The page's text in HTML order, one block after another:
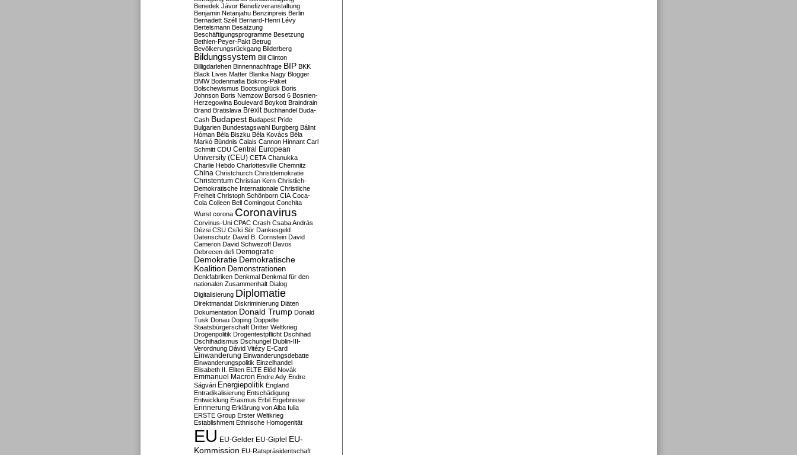
Benedek Jávor Benefizveranstaltung
Benjamin Netanjahu Benzinpreis Berlin
Bernadett Széll Bernard-Henri Lévy
Bertelsmann Besatzung
Beschäftigungsprogramme Besetzung
Bethlen-Peyer-Pakt Betrug
Bevölkerungsrückgang Bilderberg
Bildungssystem Bill Clinton
Billigdarlehen Binnennachfrage BIP BKK
Black Lives Matter Blanka Nagy Blogger
BMW Bodenmafia Bokros-Paket
Bolschewismus Bootsunglück Boris
Johnson Boris Nemzow Borsod 6 Bosnien-
Herzegowina Boulevard Boykott Braindrain
Brand Bratislava Brexit Buchhandel Buda-
Cash Budapest Budapest Pride
Bulgarien Bundestagswahl Burgberg Bálint
Hóman Béla Biszku Béla Kovács Béla
Markó Bündnis Calais Cannon Hinnant Carl
Schmitt CDU Central European
University (CEU) CETA Chanukka
Charlie Hebdo Charlottesville Chemnitz
China Christchurch Christdemokratie
Christentum Christian Kern Christlich-
Demokratische Internationale Christliche
Freiheit Christoph Schönborn CIA Coca-
Cola Colleen Bell Comingout Conchita
Wurst corona Coronavirus
Corvinus-Uni CPAC Crash Csaba András
Dézsi CSU Csíki Sör Dankesgeld
Datenschutz David B. Cornstein David
Cameron David Schwezoff Davos
Debrecen defi Demografie
Demokratie Demokratische
Koalition Demonstrationen
Denkfabriken Denkmal Denkmal für den
nationalen Zusammenhalt Dialog
Digitalisierung Diplomatie
Direktmandat Diskriminierung Diäten
Dokumentation Donald Trump Donald
Tusk Donau Doping Doppelte
Staatsbürgerschaft Dritter Weltkrieg
Drogenpolitik Drogentestpflicht Dschihad
Dschihadismus Dschungel Dublin-III-
Verordnung Dávid Vitézy E-Card
Einwanderung Einwanderungsdebatte
Einwanderungspolitik Einzelhandel
Elisabeth II. Eliten ELTE Előd Novák
Emmanuel Macron Endre Ady Endre
Ságvári Energiepolitik England
Entradikalisierung Entschädigung
Entwicklung Erasmus Erbil Ergebnisse
Erinnerung Erklärung von Alba Iulia
ERSTE Group Erster Weltkrieg
Establishment Ethnische Homogenität
EU EU-Gelder EU-Gipfel EU-
Kommission EU-Ratspräsidentschaft